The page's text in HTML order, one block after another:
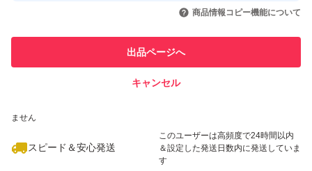
引を完了させた実績があります
での取引実績があります
ません
スピード＆安心発送
このユーザーは高頻度で24時間以内
＆設定した発送日数内に発送していま
す
商品情報コピー機能について
出品ページへ
キャンセル